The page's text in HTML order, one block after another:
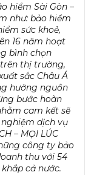
hiểm Sài Gòn –
như: bảo hiểm
sức khoẻ,
16 năm hoạt
bình chọn
thị trường,
sắc Châu Á
hưởng nguồn
bước hoàn
cam kết sẽ
dịch vụ
– MỌI LÚC
công ty bảo
thu với 54
cả nước.